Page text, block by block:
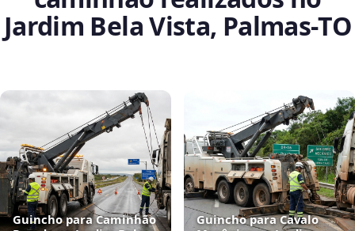
Jardim Bela Vista, Palmas‑TO
Guincho para Caminhão
Guincho para Cavalo